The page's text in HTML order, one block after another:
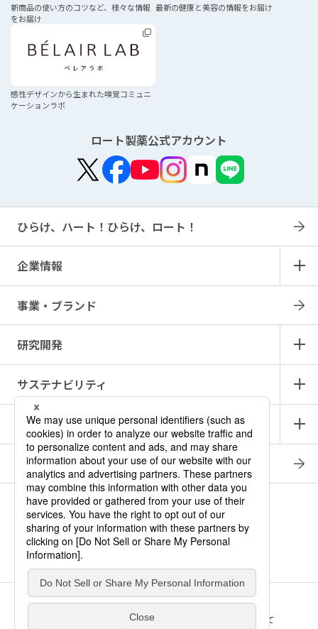
新商品の使い方のコツなど、 様々な情報
をお届け
最新の健康と美容の情報をお届け
感性デザインから生まれた嗅覚コミュニ
ケーションラボ
ロート製薬公式アカウント
ひらけ、ハート！ひらけ、ロート！
企業情報
事業・ブランド
研究開発
サステナビリティ
IR情報
採用情報
商品情報サイト
產品中文介紹
ロート メディカル・アイ
ニュース
お問い合わせ
サイトマップ
プライバシー・ポリシー
ソーシャルメディアポリシー
このサイトの利用について